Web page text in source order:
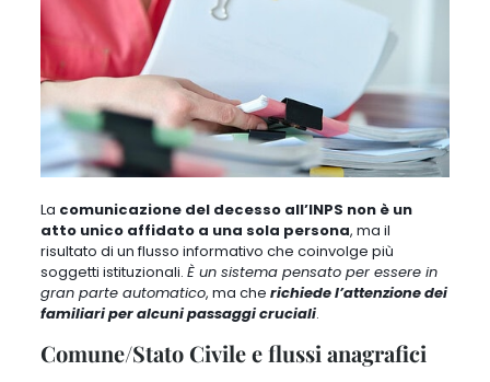
La comunicazione del decesso all’INPS non è un
atto unico affidato a una sola persona, ma il
risultato di un flusso informativo che coinvolge più
soggetti istituzionali. È un sistema pensato per essere in
gran parte automatico, ma che richiede l’attenzione dei
familiari per alcuni passaggi cruciali.
Comune/Stato Civile e flussi anagrafici